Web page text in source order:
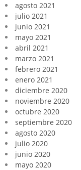
agosto 2021
julio 2021
junio 2021
mayo 2021
abril 2021
marzo 2021
febrero 2021
enero 2021
diciembre 2020
noviembre 2020
octubre 2020
septiembre 2020
agosto 2020
julio 2020
junio 2020
mayo 2020